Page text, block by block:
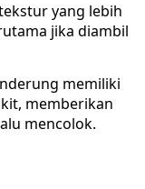
yang lebih
jika diambil
memiliki
memberikan
mencolok.